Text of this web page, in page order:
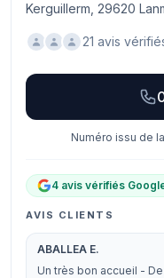
Kerguillerm, 29620
21 avis
Numéro issu de
4 avis vérifiés
AVIS CLIENTS
ABALLEA E.
Un très bon accueil -